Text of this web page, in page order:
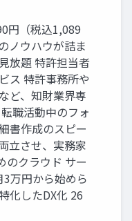
円（税込1,089
ノウハウが詰ま
放題 特許担当者
ス 特許事務所や
ど、知財業界専
職活動中のフォ
書作成のスピー
立させ、実務家
のクラウド サー
3万円から始めら
化したDX化 26